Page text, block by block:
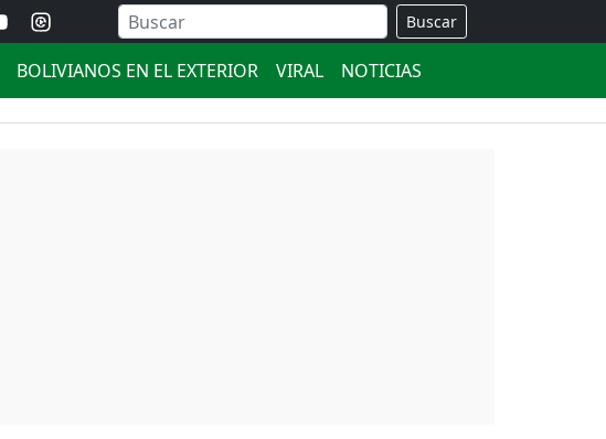
Buscar
BOLIVIANOS EN EL EXTERIOR VIRAL NOTICIAS